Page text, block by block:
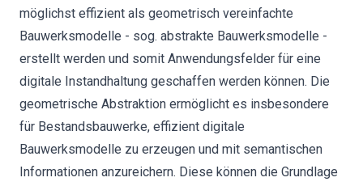
möglichst effizient als geometrisch vereinfachte
Bauwerksmodelle - sog. abstrakte Bauwerksmodelle -
erstellt werden und somit Anwendungsfelder für eine
digitale Instandhaltung geschaffen werden können. Die
geometrische Abstraktion ermöglicht es insbesondere
für Bestandsbauwerke, effizient digitale
Bauwerksmodelle zu erzeugen und mit semantischen
Informationen anzureichern. Diese können die Grundlage